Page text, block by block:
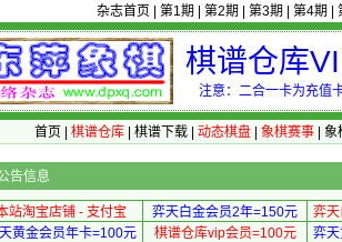
杂志首页 第1期 第2期 第3期 第4期
棋谱仓库
注意：二合一卡为充值
首页 棋谱仓库| 棋谱下载| 动态棋盘| 象棋赛事| 象
告信息
站淘宝店铺 - 支付宝 弈天白金会员2年=150元
弈
黄金会员年卡=100元
棋谱仓库vip会员=100元 弈